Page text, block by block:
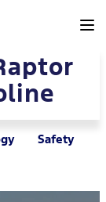
Safety